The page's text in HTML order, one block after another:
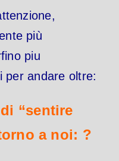
più
piu
per andare oltre:
“sentire
a noi: ?